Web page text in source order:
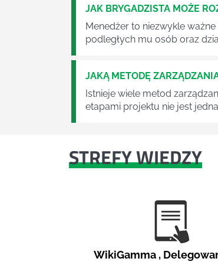
JAK BRYGADZISTA MOŻE
Menedżer to niezwykle
podległych mu osób oraz
JAKĄ METODĘ
Istnieje wiele metod
etapami projektu nie jest
STREFY WIEDZY
WikiGamma ,